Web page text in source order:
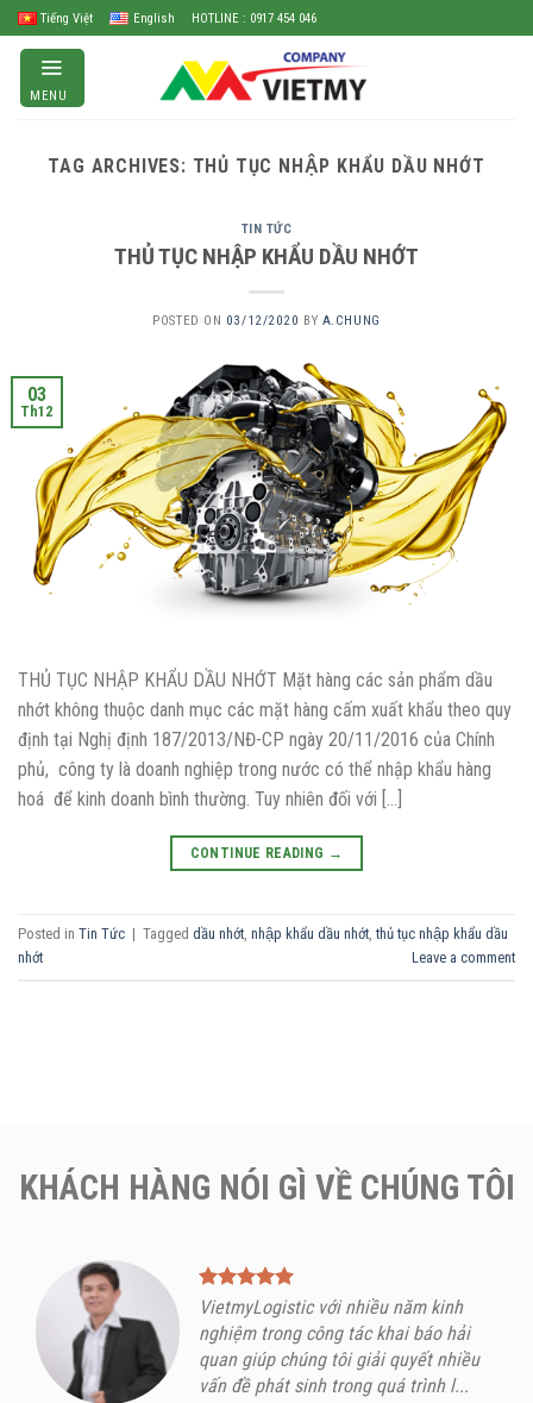
Skip
to
content
Tiếng Việt English HOTLINE : 0917 454 046
MENU
TAG ARCHIVES: THỦ TỤC NHẬP KHẨU DẦU NHỚT
TIN TỨC
THỦ TỤC NHẬP KHẨU DẦU NHỚT
POSTED ON 03/12/2020 BY A.CHUNG
03
Th12
THỦ TỤC NHẬP KHẨU DẦU NHỚT Mặt hàng các sản phẩm dầu
nhớt không thuộc danh mục các mặt hàng cấm xuất khẩu theo quy
định tại Nghị định 187/2013/NĐ-CP ngày 20/11/2016 của Chính
phủ, công ty là doanh nghiệp trong nước có thể nhập khẩu hàng
hoá để kinh doanh bình thường. Tuy nhiên đối với […]
CONTINUE READING →
Posted in Tin Tức | Tagged dầu nhớt, nhập khẩu dầu nhớt,thủ tục nhập khẩu dầu
nhớt
Leave a comment
KHÁCH HÀNG NÓI GÌ VỀ CHÚNG TÔI
VietmyLogistic với nhiều năm kinh
nghiệm trong công tác khai báo hải
quan giúp chúng tôi giải quyết nhiều
vấn đề phát sinh trong quá trình l...